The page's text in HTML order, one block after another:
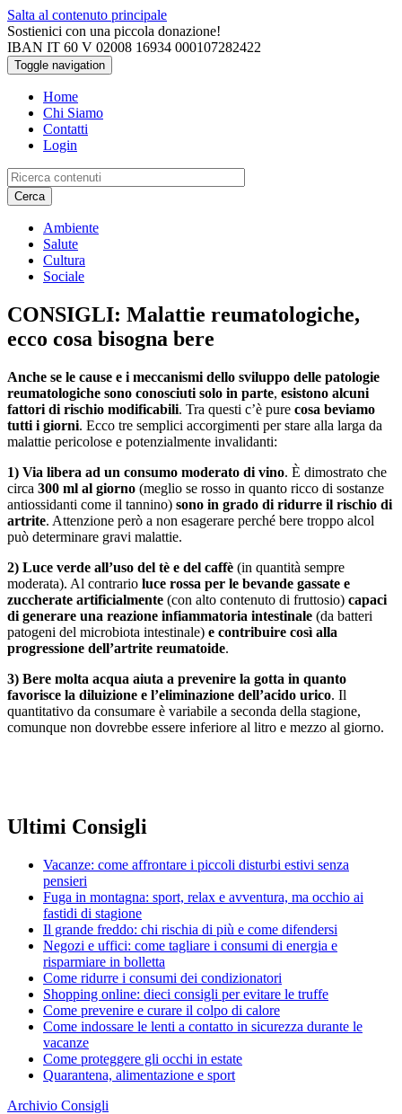
Salta al contenuto principale
Sostienici con una piccola donazione!
IBAN IT 60 V 02008 16934 000107282422
Toggle navigation
Home
Chi Siamo
Contatti
Login
Cerca
Ambiente
Salute
Cultura
Sociale
CONSIGLI: Malattie reumatologiche,
ecco cosa bisogna bere
Anche se le cause e i meccanismi dello sviluppo delle patologie
reumatologiche sono conosciuti solo in parte, esistono alcuni
fattori di rischio modificabili. Tra questi c’è pure cosa beviamo
tutti i giorni. Ecco tre semplici accorgimenti per stare alla larga da
malattie pericolose e potenzialmente invalidanti:
1) Via libera ad un consumo moderato di vino. È dimostrato che
circa 300 ml al giorno (meglio se rosso in quanto ricco di sostanze
antiossidanti come il tannino) sono in grado di ridurre il rischio di
artrite. Attenzione però a non esagerare perché bere troppo alcol
può determinare gravi malattie.
2) Luce verde all’uso del tè e del caffè (in quantità sempre
moderata). Al contrario luce rossa per le bevande gassate e
zuccherate artificialmente (con alto contenuto di fruttosio) capaci
di generare una reazione infiammatoria intestinale (da batteri
patogeni del microbiota intestinale) e contribuire così alla
progressione dell’artrite reumatoide.
3) Bere molta acqua aiuta a prevenire la gotta in quanto
favorisce la diluizione e l’eliminazione dell’acido urico. Il
quantitativo da consumare è variabile a seconda della stagione,
comunque non dovrebbe essere inferiore al litro e mezzo al giorno.
Ultimi Consigli
Vacanze: come affrontare i piccoli disturbi estivi senza
pensieri
Fuga in montagna: sport, relax e avventura, ma occhio ai
fastidi di stagione
Il grande freddo: chi rischia di più e come difendersi
Negozi e uffici: come tagliare i consumi di energia e
risparmiare in bolletta
Come ridurre i consumi dei condizionatori
Shopping online: dieci consigli per evitare le truffe
Come prevenire e curare il colpo di calore
Come indossare le lenti a contatto in sicurezza durante le
vacanze
Come proteggere gli occhi in estate
Quarantena, alimentazione e sport
Archivio Consigli